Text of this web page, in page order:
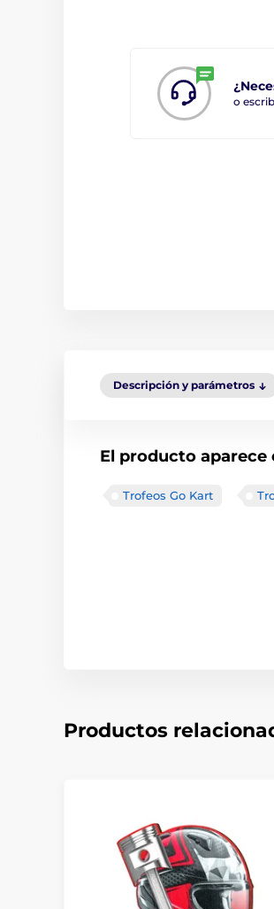
o
Descripción y parámetros
El producto aparece
Trofeos Go Kart
Productos